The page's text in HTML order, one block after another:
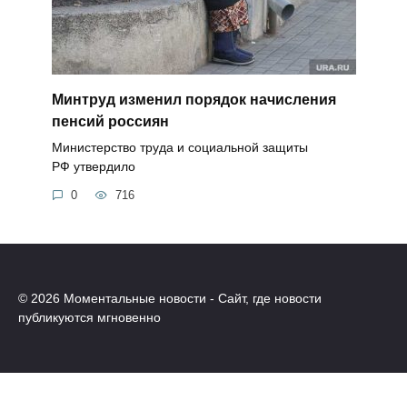
Минтруд изменил порядок начисления
пенсий россиян
Министерство труда и социальной защиты
РФ утвердило
0 716
© 2026 Моментальные новости - Сайт, где новости
публикуются мгновенно